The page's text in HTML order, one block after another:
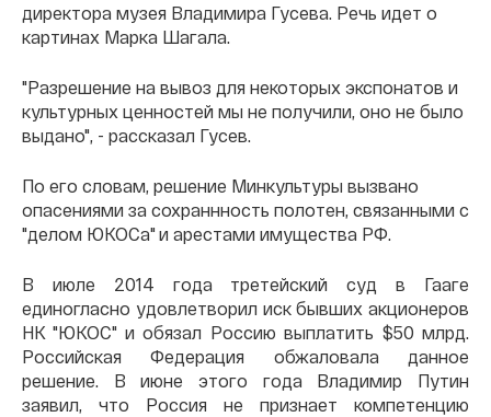
директора музея Владимира Гусева. Речь идет о
картинах Марка Шагала.
"Разрешение на вывоз для некоторых экспонатов и
культурных ценностей мы не получили, оно не было
выдано", - рассказал Гусев.
По его словам, решение Минкультуры вызвано
опасениями за сохраннность полотен, связанными с
"делом ЮКОСа" и арестами имущества РФ.
В июле 2014 года третейский суд в Гааге
единогласно удовлетворил иск бывших акционеров
НК "ЮКОС" и обязал Россию выплатить $50 млрд.
Российская Федерация обжаловала данное
решение. В июне этого года Владимир Путин
заявил, что Россия не признает компетенцию